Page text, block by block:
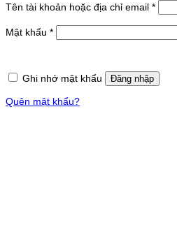
Tên tài khoản hoặc địa chỉ email *Bắt
buộc
Mật khẩu *Bắt
buộc
Ghi nhớ mật khẩu Đăng nhập
Quên mật khẩu?